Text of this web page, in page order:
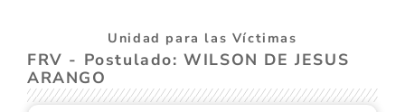
Unidad para las Víctimas
FRV - Postulado: WILSON DE JESUS
ARANGO